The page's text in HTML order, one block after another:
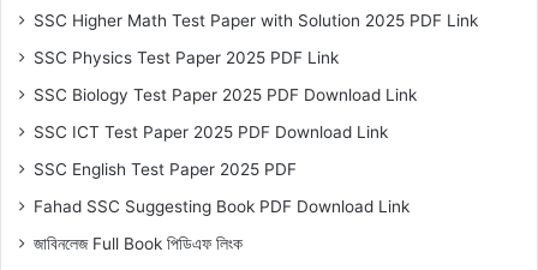
SSC Higher Math Test Paper with Solution 2025 PDF Link
SSC Physics Test Paper 2025 PDF Link
SSC Biology Test Paper 2025 PDF Download Link
SSC ICT Test Paper 2025 PDF Download Link
SSC English Test Paper 2025 PDF
Fahad SSC Suggesting Book PDF Download Link
জাবিনলেজ Full Book পিডিএফ লিংক